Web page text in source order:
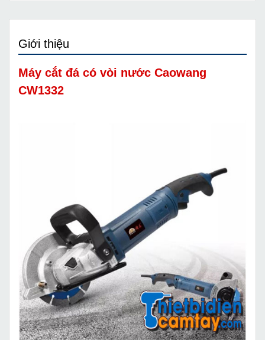
Giới thiệu
Máy cắt đá có vòi nước Caowang
CW1332